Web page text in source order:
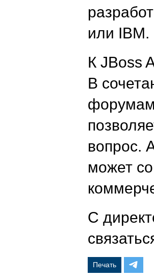
или IBM.
К JBoss
В
вопрос.
может
С
Печать